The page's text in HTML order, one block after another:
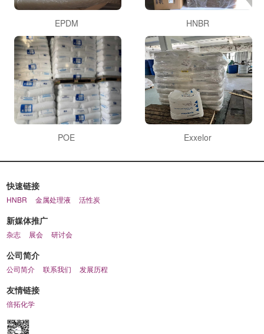
EPDM HNBR
POE Exxelor
快速链接
HNBR 金属处理液 活性炭
新媒体推广
杂志 展会 研讨会
公司简介
公司简介 联系我们 发展历程
友情链接
倍拓化学